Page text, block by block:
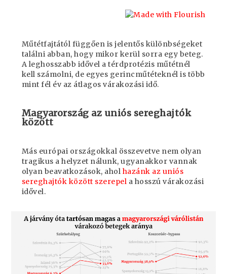
Műtétfajtától függően is jelentős különbségeket
találni abban, hogy mikor kerül sorra egy beteg.
A leghosszabb idővel a térdprotézis műtétnél
kell számolni, de egyes gerincműtéteknél is több
mint fél év az átlagos várakozási idő.
Magyarország az uniós sereghajtók
között
Más európai országokkal összevetve nem olyan
tragikus a helyzet nálunk, ugyanakkor vannak
olyan beavatkozások, ahol hazánk az uniós
sereghajtók között szerepel a hosszú várakozási
idővel.